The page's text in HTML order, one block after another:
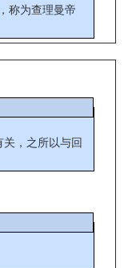
称为查理曼帝
，之所以与回